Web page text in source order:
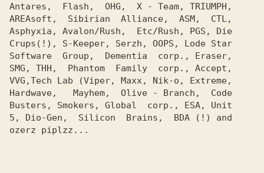
Antares,  Flash,  OHG,  X - Team, TRIUMPH,
AREAsoft,  Sibirian  Alliance,  ASM,  CTL,
Asphyxia, Avalon/Rush,  Etc/Rush, PGS, Die
Crups(!), S-Keeper, Serzh, OOPS, Lode Star
Software  Group,  Dementia  corp., Eraser,
SMG, THH,  Phantom  Family  corp., Accept,
VVG,Tech Lab (Viper, Maxx, Nik-o, Extreme,
Hardwave,   Mayhem,  Olive - Branch,  Code
Busters, Smokers, Global  corp., ESA, Unit
5, Dio-Gen,  Silicon  Brains,  BDA (!) and
ozerz piplzz...